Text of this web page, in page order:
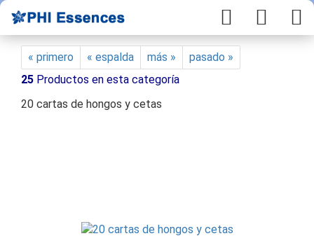
« primero « espalda más »
pasado »
25 Productos en esta categoría
20 cartas de hongos y cetas